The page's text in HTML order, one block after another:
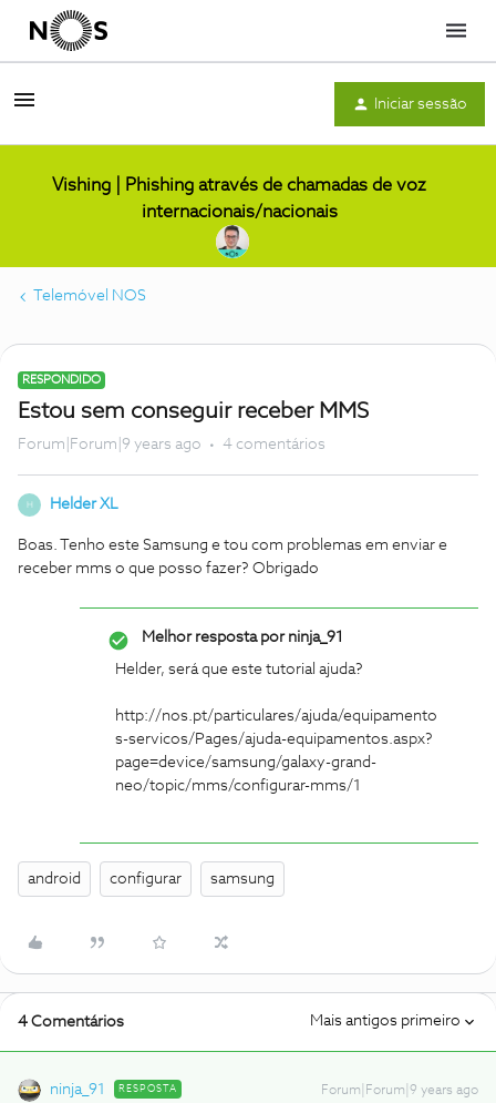
Menu
Iniciar sessão
Vishing | Phishing através de chamadas de voz
internacionais/nacionais
Telemóvel NOS
RESPONDIDO
Estou sem conseguir receber MMS
Forum|Forum|9 years ago 4 comentários
Helder XL
Boas. Tenho este Samsung e tou com problemas em enviar e
receber mms o que posso fazer? Obrigado
Melhor resposta porninja_91
Helder, será que este tutorial ajuda?
http://nos.pt/particulares/ajuda/equipamento
s-servicos/Pages/ajuda-equipamentos.aspx?
page=device/samsung/galaxy-grand-
neo/topic/mms/configurar-mms/1
android configurar samsung
4 Comentários Mais antigos primeiro
ninja_91 RESPOSTA Forum|Forum|9 years ago